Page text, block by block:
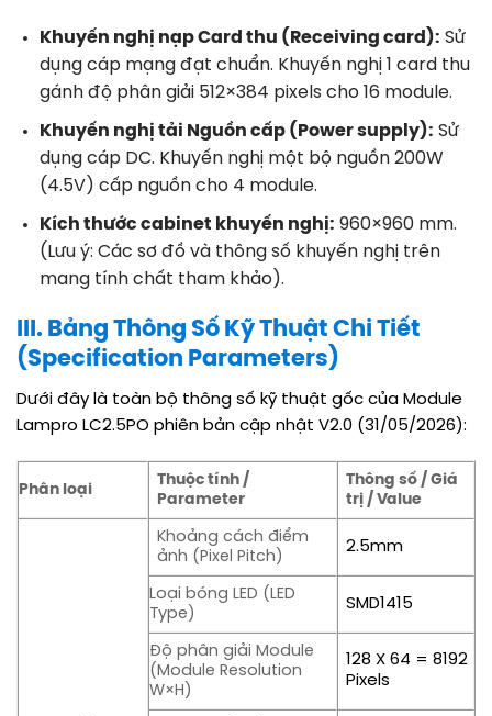
Khuyến nghị nạp Card thu (Receiving card): Sử
dụng cáp mạng đạt chuẩn. Khuyến nghị 1 card thu
gánh độ phân giải 512×384 pixels cho 16 module.
Khuyến nghị tải Nguồn cấp (Power supply): Sử
dụng cáp DC. Khuyến nghị một bộ nguồn 200W
(4.5V) cấp nguồn cho 4 module.
Kích thước cabinet khuyến nghị: 960×960 mm.
(Lưu ý: Các sơ đồ và thông số khuyến nghị trên
mang tính chất tham khảo).
III. Bảng Thông Số Kỹ Thuật Chi Tiết
(Specification Parameters)
Dưới đây là toàn bộ thông số kỹ thuật gốc của Module
Lampro LC2.5PO phiên bản cập nhật V2.0 (31/05/2026):
Phân loại
Thuộc tính /
Parameter
Thông số / Giá
trị / Value
Khoảng cách điểm
ảnh (Pixel Pitch)
2.5mm
Loại bóng LED (LED
Type)
SMD1415
Độ phân giải Module
(Module Resolution
W×H)
128 X 64 = 8192
Pixels